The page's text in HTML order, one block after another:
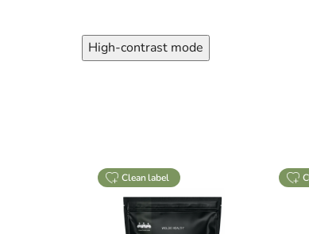
High-contrast mode
clean label